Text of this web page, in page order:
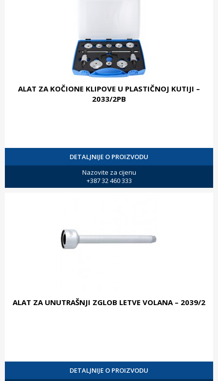
ALAT ZA KOČIONE KLIPOVE U PLASTIČNOJ KUTIJI –
2033/2PB
DETALJNIJE O PROIZVODU
Nazovite za cijenu
+387 32 460 333
ALAT ZA UNUTRAŠNJI ZGLOB LETVE VOLANA – 2039/2
DETALJNIJE O PROIZVODU